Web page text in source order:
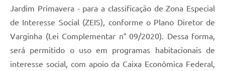
Jardim Primavera - para a classificação de Zona Especial
de Interesse Social (ZEIS), conforme o Plano Diretor de
Varginha (Lei Complementar n° 09/2020). Dessa forma,
será permitido o uso em programas habitacionais de
interesse social, com apoio da Caixa Econômica Federal,